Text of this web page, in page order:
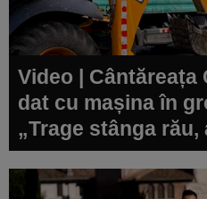
Video | Cântăreața
dat cu mașina în
„Trage stânga rău,